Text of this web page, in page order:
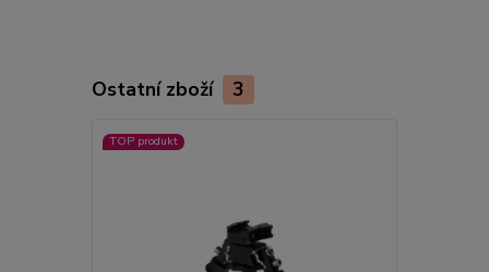
Ostatní zboží 3
TOP produkt